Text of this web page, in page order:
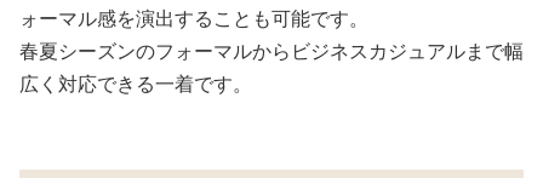
ォーマル感を演出することも可能です。
春夏シーズンのフォーマルからビジネスカジュアルまで幅
広く対応できる一着です。